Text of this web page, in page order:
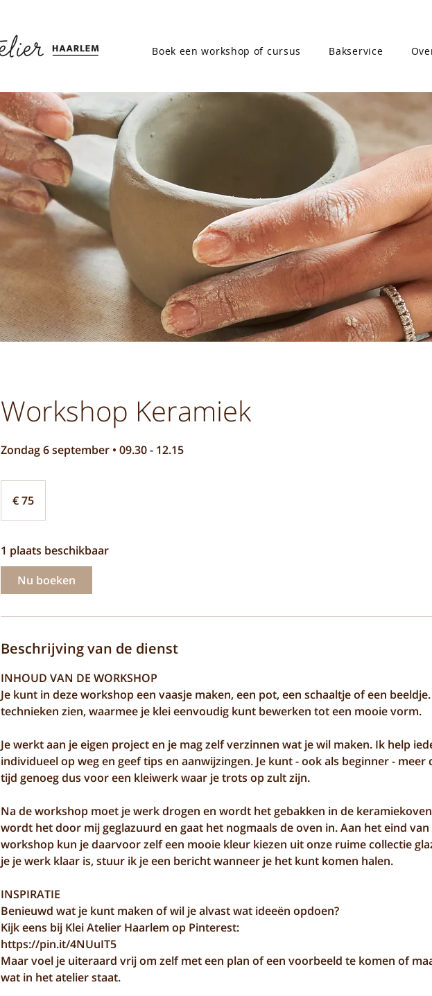
Boek een workshop of cursus Bakservice
Workshop Keramiek
Zondag 6 september • 09.30 - 12.15
€ 75
1 plaats beschikbaar
Nu boeken
Beschrijving van de dienst
INHOUD VAN DE WORKSHOP
Je kunt in deze workshop een vaasje maken, een pot, een schaaltje of een
technieken zien, waarmee je klei eenvoudig kunt bewerken tot een mooie vorm.
Je werkt aan je eigen project en je mag zelf verzinnen wat je wil maken. Ik help
individueel op weg en geef tips en aanwijzingen. Je kunt - ook als beginner - meer
tijd genoeg dus voor een kleiwerk waar je trots op zult zijn.
Na de workshop moet je werk drogen en wordt het gebakken in de
wordt het door mij geglazuurd en gaat het nogmaals de oven in. Aan het eind van
workshop kun je daarvoor zelf een mooie kleur kiezen uit onze ruime collectie
je je werk klaar is, stuur ik je een bericht wanneer je het kunt komen halen.
INSPIRATIE
Benieuwd wat je kunt maken of wil je alvast wat ideeën opdoen?
Kijk eens bij Klei Atelier Haarlem op Pinterest:
https://pin.it/4NUuIT5
Maar voel je uiteraard vrij om zelf met een plan of een voorbeeld te komen of
wat in het atelier staat.